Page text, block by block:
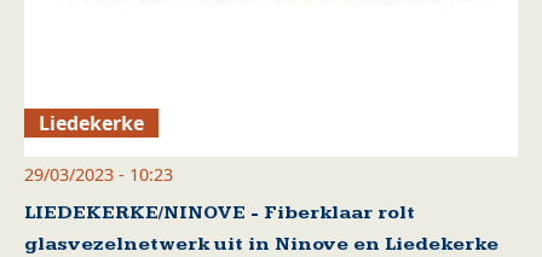
Liedekerke
29/03/2023 - 10:23
LIEDEKERKE/NINOVE - Fiberklaar rolt
glasvezelnetwerk uit in Ninove en Liedekerke